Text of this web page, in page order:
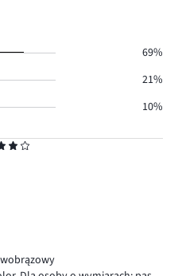
69%
21%
10%